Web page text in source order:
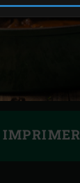
IMPRIMER